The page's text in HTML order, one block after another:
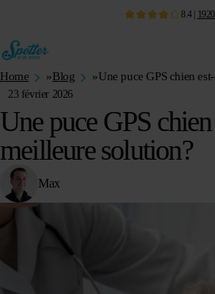
8.4| 1920
Home »Blog »Une puce GPS chien
23 février 2026
Une puce GPS
meilleure solution?
Max